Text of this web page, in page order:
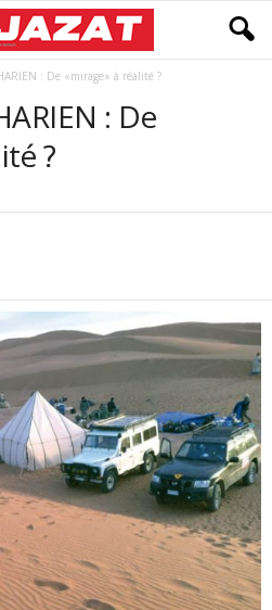
: De «mirage» à réalité ?
: De
?